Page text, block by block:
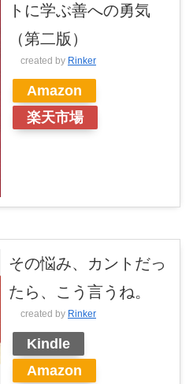
トに学ぶ善への勇気
（第二版）
created by Rinker
Amazon
楽天市場
その悩み、カントだっ
たら、こう言うね。
created by Rinker
Kindle
Amazon